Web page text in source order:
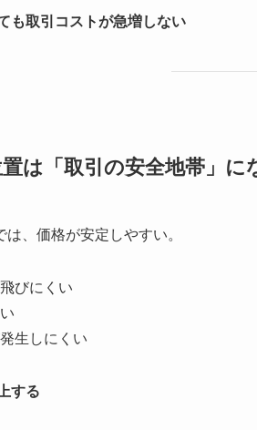
も取引コストが急増しない
は「取引の安全地帯」に
、価格が安定しやすい。
びにくい
生しにくい
する